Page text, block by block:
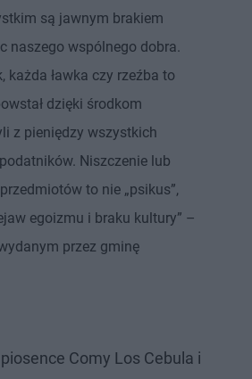
są jawnym brakiem
naszego wspólnego dobra.
każda ławka czy rzeźba to
dzięki środkom
z pieniędzy wszystkich
Niszczenie lub
to nie „psikus”,
egoizmu i braku kultury” –
przez gminę
Comy Los Cebula i